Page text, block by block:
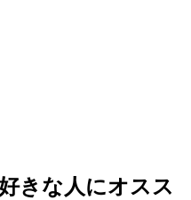
きな人にオスス